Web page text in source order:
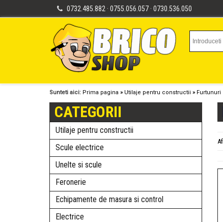
0732.485.882 · 0755.056.057 · 0730.536.050
Sunteti aici: Prima pagina » Utilaje pentru constructii » Furtunuri
CATEGORII
Utilaje pentru constructii
Scule electrice
Unelte si scule
Feronerie
Echipamente de masura si control
Electrice